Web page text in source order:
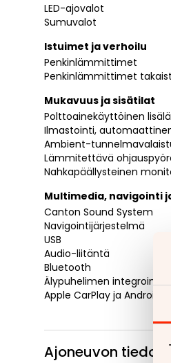
LED-ajovalot
Sumuvalot
Istuimet ja verhoilu
Penkinlämmittimet
Penkinlämmittimet
Mukavuus ja sisätilat
Polttoainekäyttöinen
Ilmastointi,
Ambient-
Lämmitettävä
Nahkapäällysteinen
Multimedia, navigointi
Canton Sound System
Navigointijärjestelmä
USB
Audio-liitäntä
Bluetooth
Älypuhelimen integrointi
Apple CarPlay ja Android
Ajoneuvon tiedot